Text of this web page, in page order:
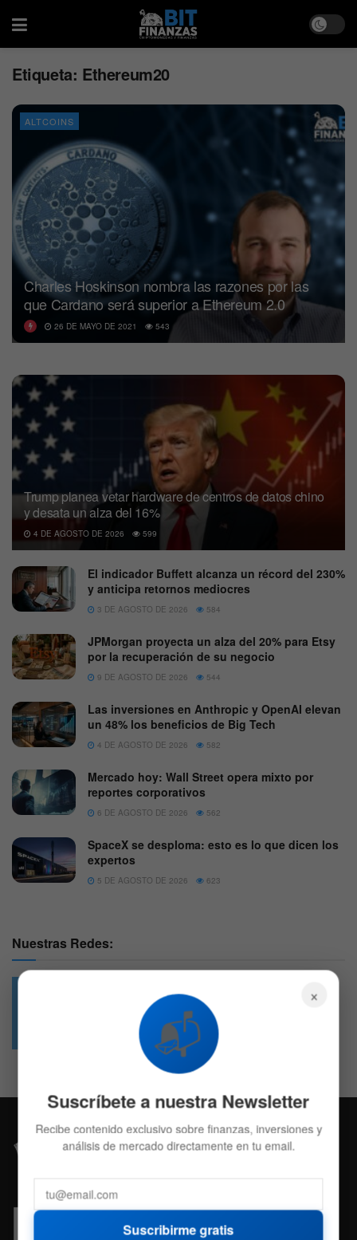
Etiqueta: Ethereum20
ALTCOINS
Charles Hoskinson nombra las razones por las
que Cardano será superior a Ethereum 2.0
26 DE MAYO DE 2021 543
Trump planea vetar hardware de centros de datos chino
y desata un alza del 16%
4 DE AGOSTO DE 2026 599
El indicador Buffett alcanza un récord del 230%
y anticipa retornos mediocres
3 DE AGOSTO DE 2026 584
JPMorgan proyecta un alza del 20% para Etsy
por la recuperación de su negocio
9 DE AGOSTO DE 2026 544
Las inversiones en Anthropic y OpenAI elevan
un 48% los beneficios de Big Tech
4 DE AGOSTO DE 2026 582
Mercado hoy: Wall Street opera mixto por
reportes corporativos
6 DE AGOSTO DE 2026 562
SpaceX se desploma: esto es lo que dicen los
expertos
5 DE AGOSTO DE 2026 623
Nuestras Redes:
4.7k
Followers
×
📬
Suscríbete a nuestra Newsletter
Recibe contenido exclusivo sobre finanzas, inversiones y
análisis de mercado directamente en tu email.
Suscribirme gratis